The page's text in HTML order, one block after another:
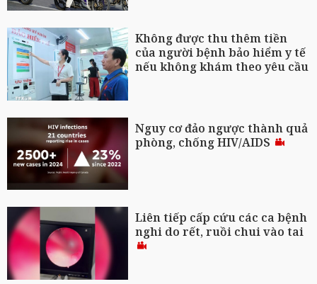
Không được thu thêm tiền
của người bệnh bảo hiểm y tế
nếu không khám theo yêu cầu
Nguy cơ đảo ngược thành quả
phòng, chống HIV/AIDS
Liên tiếp cấp cứu các ca bệnh
nghi do rết, ruồi chui vào tai